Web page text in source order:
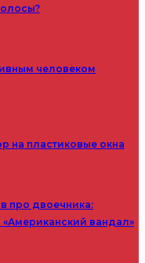
человеком
на пластиковые окна
про двоечника:
вандал»